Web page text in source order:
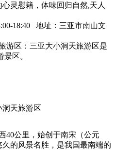
灵慰籍，体味回归自然,天人
18:40 地址：三亚市南山文
游区：三亚大小洞天旅游区是
区。
洞天旅游区
40公里，始创于南宋（公元
的风景名胜，是我国最南端的